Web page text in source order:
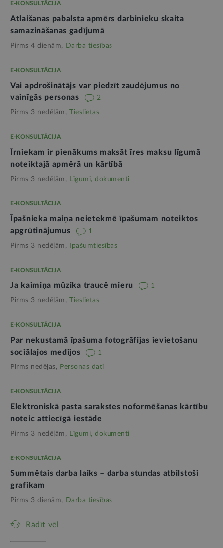
E-KONSULTĀCIJA
Atlaišanas pabalsta apmērs darbinieku skaita
samazināšanas gadījumā
Pirms 4 dienām, Darba tiesības
E-KONSULTĀCIJA
Vai apdrošinātājs var piedzīt zaudējumus no
vainīgās personas
2
Pirms 3 nedēļām, Tieslietas
E-KONSULTĀCIJA
Īrniekam ir pienākums maksāt īres maksu līgumā
noteiktajā apmērā un kārtībā
Pirms 3 nedēļām, Līgumi, dokumenti
E-KONSULTĀCIJA
Īpašnieka maiņa neietekmē īpašumam noteiktos
apgrūtinājumus
1
Pirms 3 nedēļām, Īpašumtiesības
E-KONSULTĀCIJA
Ja kaimiņa mūzika traucē mieru 1
Pirms 3 nedēļām, Tieslietas
E-KONSULTĀCIJA
Par nekustamā īpašuma fotogrāfijas ievietošanu
sociālajos medijos
1
Pirms nedēļas, Personas dati
E-KONSULTĀCIJA
Elektroniskā pasta sarakstes noformēšanas kārtību
noteic attiecīgā iestāde
Pirms 3 nedēļām, Līgumi, dokumenti
E-KONSULTĀCIJA
Summētais darba laiks – darba stundas atbilstoši
grafikam
Pirms 3 dienām, Darba tiesības
Rādīt vēl